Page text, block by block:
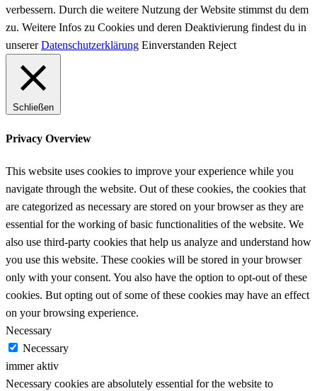
verbessern. Durch die weitere Nutzung der Website stimmst du dem
zu. Weitere Infos zu Cookies und deren Deaktivierung findest du in
unsererDatenschutzerklärung Einverstanden Reject
Schließen
Privacy Overview
This website uses cookies to improve your experience while you
navigate through the website. Out of these cookies, the cookies that
are categorized as necessary are stored on your browser as they are
essential for the working of basic functionalities of the website. We
also use third-party cookies that help us analyze and understand how
you use this website. These cookies will be stored in your browser
only with your consent. You also have the option to opt-out of these
cookies. But opting out of some of these cookies may have an effect
on your browsing experience.
Necessary
Necessary
immer aktiv
Necessary cookies are absolutely essential for the website to